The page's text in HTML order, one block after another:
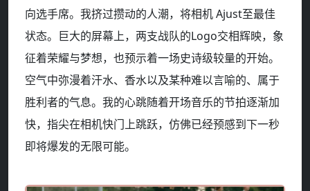
向选手席。我挤过攒动的人潮，将相机 Ajust至最佳
状态。巨大的屏幕上，两支战队的Logo交相辉映，象
征着荣耀与梦想，也预示着一场史诗级较量的开始。
空气中弥漫着汗水、香水以及某种难以言喻的、属于
胜利者的气息。我的心跳随着开场音乐的节拍逐渐加
快，指尖在相机快门上跳跃，仿佛已经预感到下一秒
即将爆发的无限可能。